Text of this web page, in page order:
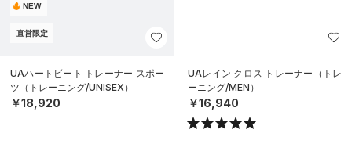
NEW
直営限定
UAハートビート トレーナー スポー
ツ（トレーニング/UNISEX）
￥18,920
UAレイン クロス トレーナー（トレ
ーニング/MEN）
￥16,940